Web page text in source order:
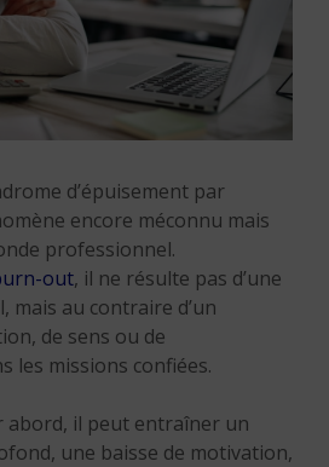
d’épuisement par
encore méconnu mais
professionnel.
out, il ne résulte pas d’une
mais au contraire d’un
de sens ou de
les missions confiées.
abord, il peut entraîner un
une baisse de motivation,